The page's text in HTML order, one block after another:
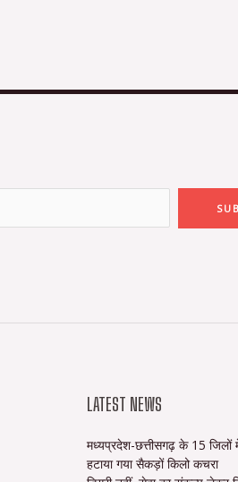
LATEST NEWS
मध्यप्रदेश-छत्तीसगढ़ के 15 जिलों
हटाया गया सैकड़ों किलो कचरा